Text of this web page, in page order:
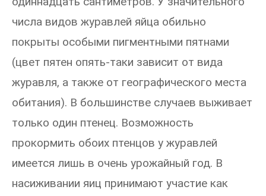
числа видов журавлей яйца обильно
покрыты особыми пигментными пятнами
(цвет пятен опять-таки зависит от вида
журавля, а также от географического места
обитания). В большинстве случаев выживает
только один птенец. Возможность
прокормить обоих птенцов у журавлей
имеется лишь в очень урожайный год. В
насиживании яиц принимают участие как